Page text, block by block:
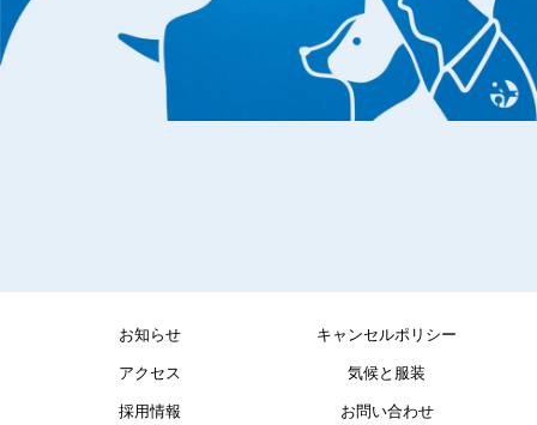
お知らせ キャンセルポリシー
アクセス 気候と服装
採用情報 お問い合わせ